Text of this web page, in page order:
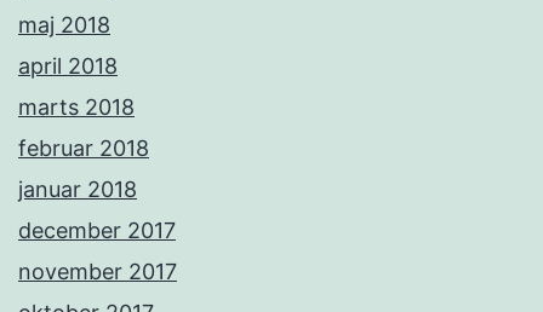
maj 2018
april 2018
marts 2018
februar 2018
januar 2018
december 2017
november 2017